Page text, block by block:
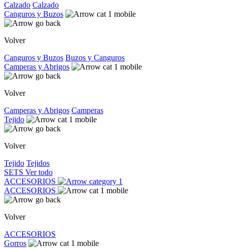
Calzado Calzado
Canguros y Buzos
Volver
Canguros y Buzos Buzos y Canguros
Camperas y Abrigos
Volver
Camperas y Abrigos Camperas
Tejido
Volver
Tejido Tejidos
SETS Ver todo
ACCESORIOS
ACCESORIOS
Volver
ACCESORIOS
Gorros